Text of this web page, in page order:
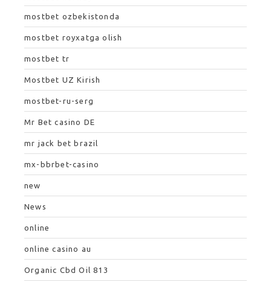
mostbet ozbekistonda
mostbet royxatga olish
mostbet tr
Mostbet UZ Kirish
mostbet-ru-serg
Mr Bet casino DE
mr jack bet brazil
mx-bbrbet-casino
new
News
online
online casino au
Organic Cbd Oil 813